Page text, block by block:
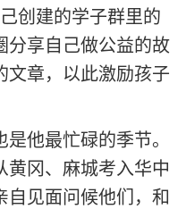
创建的学子群里的
分享自己做公益的故
文章，以此激励孩子
他最忙碌的季节。
黄冈、麻城考入华中
自见面问候他们，和